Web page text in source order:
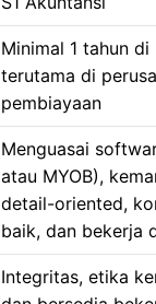
Minimal 1 tahun
terutama di
pembiayaan
Menguasai
atau MYOB),
detail-oriented,
baik, dan bekerja
Integritas, etika